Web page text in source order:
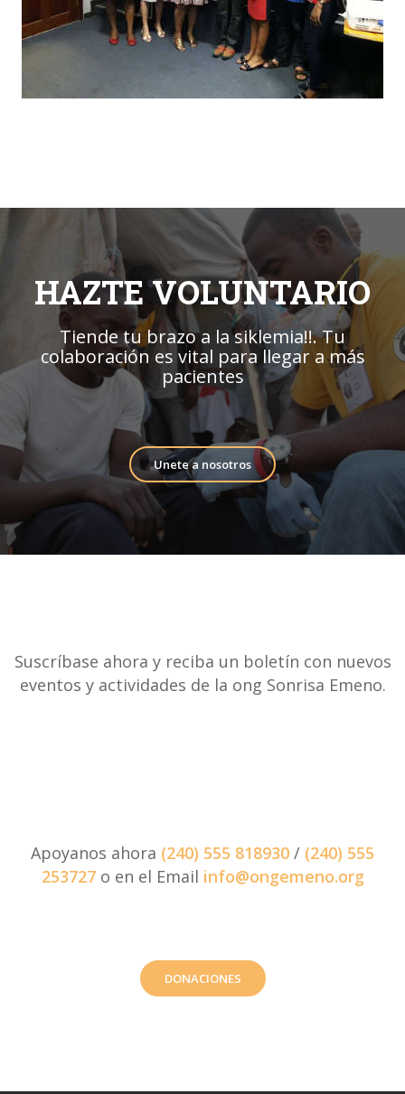
HAZTE VOLUNTARIO
Tiende tu brazo a la siklemia!!. Tu
colaboración es vital para llegar a más
pacientes
Unete a nosotros
Suscríbase ahora y reciba un boletín con nuevos
eventos y actividades de la ong Sonrisa Emeno.
Apoyanos ahora (240) 555 818930 / (240) 555
253727o en el Email info@ongemeno.org
DONACIONES